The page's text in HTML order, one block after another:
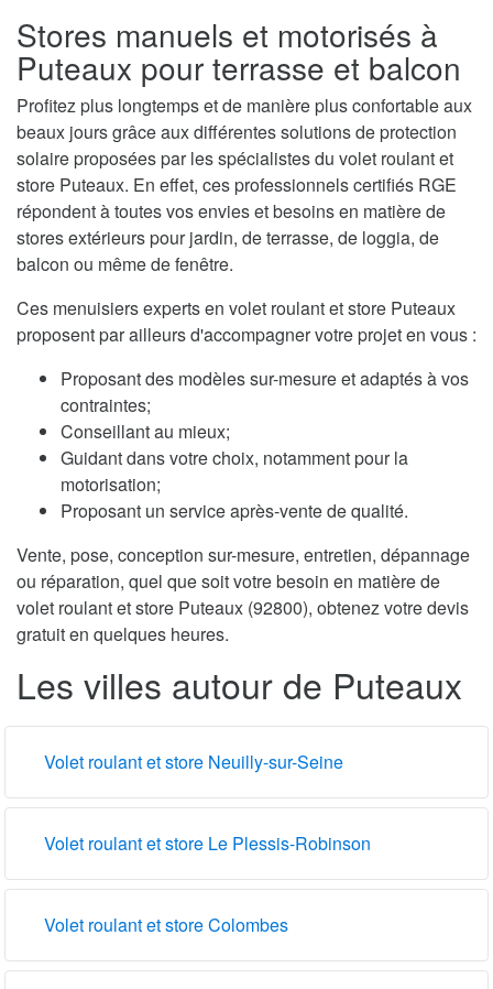
Stores manuels et motorisés à
Puteaux pour terrasse et balcon
Profitez plus longtemps et de manière plus confortable aux
beaux jours grâce aux différentes solutions de protection
solaire proposées par les spécialistes du volet roulant et
store Puteaux. En effet, ces professionnels certifiés RGE
répondent à toutes vos envies et besoins en matière de
stores extérieurs pour jardin, de terrasse, de loggia, de
balcon ou même de fenêtre.
Ces menuisiers experts en volet roulant et store Puteaux
proposent par ailleurs d'accompagner votre projet en vous :
Proposant des modèles sur-mesure et adaptés à vos
contraintes;
Conseillant au mieux;
Guidant dans votre choix, notamment pour la
motorisation;
Proposant un service après-vente de qualité.
Vente, pose, conception sur-mesure, entretien, dépannage
ou réparation, quel que soit votre besoin en matière de
volet roulant et store Puteaux (92800), obtenez votre devis
gratuit en quelques heures.
Les villes autour de Puteaux
Volet roulant et store Neuilly-sur-Seine
Volet roulant et store Le Plessis-Robinson
Volet roulant et store Colombes